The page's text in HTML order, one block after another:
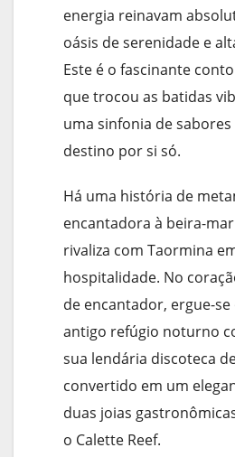
energia reinavam
oásis de serenidade e
Este é o fascinante
que trocou as batidas
uma sinfonia de
destino por si só.
Há uma história de
encantadora à beira-
rivaliza com Taormina
hospitalidade. No
de encantador, ergue-se
antigo refúgio noturno
sua lendária discoteca
convertido em um
duas joias
o Calette Reef.